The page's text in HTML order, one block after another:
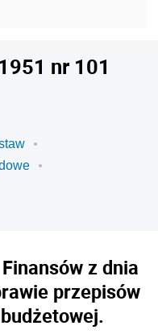
nr 101
z dnia
przepisów